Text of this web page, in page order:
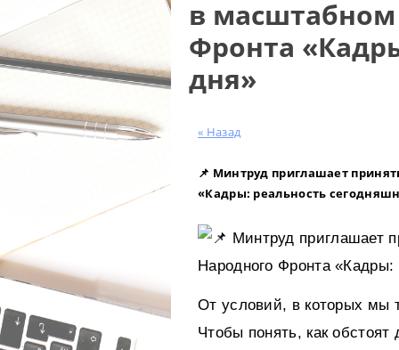
в
Фронта
дня»
« Назад
📌 Минтруд приглашает
«Кадры: реальность
Минтруд приглашает
Народного Фронта «Кадры:
От условий, в которых мы
Чтобы понять, как